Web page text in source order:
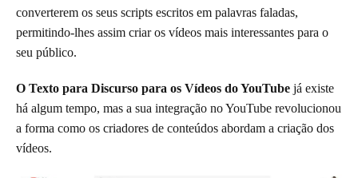
converterem os seus scripts escritos em palavras faladas,
permitindo-lhes assim criar os vídeos mais interessantes para o
seu público.
O Texto para Discurso para os Vídeos do YouTube já existe
há algum tempo, mas a sua integração no YouTube revolucionou
a forma como os criadores de conteúdos abordam a criação dos
vídeos.